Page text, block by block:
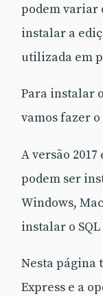
podem variar
instalar a
utilizada em
Para instalar
vamos fazer o
A versão
podem ser
Windows,
instalar o
Nesta página
Express e a